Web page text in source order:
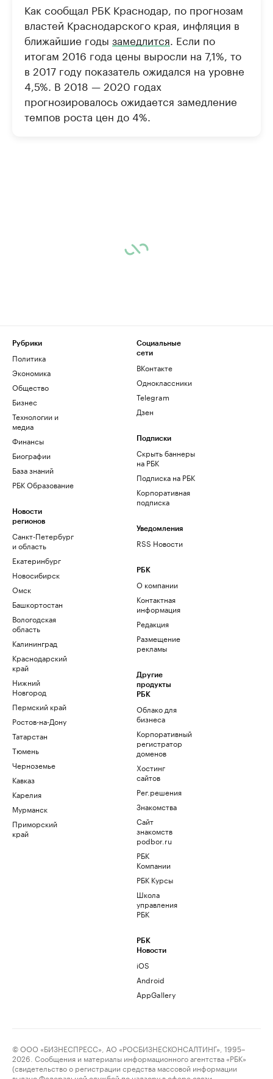
Как сообщал РБК Краснодар, по прогнозам
властей Краснодарского края, инфляция в
ближайшие годы замедлится . Если по
итогам 2016 года цены выросли на 7,1%, то
в 2017 году показатель ожидался на уровне
4,5%. В 2018 — 2020 годах
прогнозировалось ожидается замедление
темпов роста цен до 4%.
Рубрики
Политика
Экономика
Общество
Бизнес
Технологии и
медиа
Финансы
Биографии
База знаний
РБК Образование
Новости
регионов
Санкт-Петербург
и область
Екатеринбург
Новосибирск
Омск
Башкортостан
Вологодская
область
Калининград
Краснодарский
край
Нижний
Новгород
Пермский край
Ростов-на-Дону
Татарстан
Тюмень
Черноземье
Кавказ
Карелия
Мурманск
Приморский
край
Социальные
сети
ВКонтакте
Одноклассники
Telegram
Дзен
Подписки
Скрыть баннеры
на РБК
Подписка на РБК
Корпоративная
подписка
Уведомления
RSS Новости
РБК
О компании
Контактная
информация
Редакция
Размещение
рекламы
Другие
продукты
РБК
Облако для
бизнеса
Корпоративный
регистратор
доменов
Хостинг
сайтов
Рег.решения
Знакомства
Сайт
знакомств
podbor.ru
РБК
Компании
РБК Курсы
Школа
управления
РБК
РБК
Новости
iOS
Android
AppGallery
© ООО «БИЗНЕСПРЕСС», АО «РОСБИЗНЕСКОНСАЛТИНГ», 1995–
2026. Сообщения и материалы информационного агентства «РБК»
(свидетельство о регистрации средства массовой информации